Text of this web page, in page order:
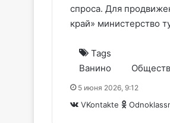
спроса. Для
край» министерство
Tags
Ванино
5 июня 2026, 9:12
VKontakte